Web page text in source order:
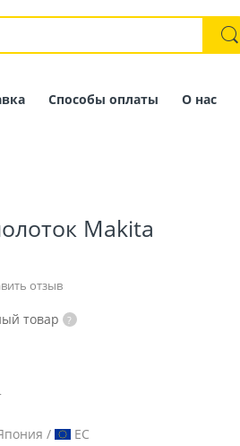
Способы оплаты О нас
Makita
отзыв
товар
/ EC